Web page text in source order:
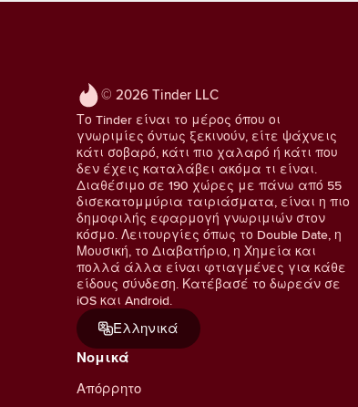
© 2026 Tinder LLC
Το Tinder είναι το μέρος όπου οι
γνωριμίες όντως ξεκινούν, είτε ψάχνεις
κάτι σοβαρό, κάτι πιο χαλαρό ή κάτι που
δεν έχεις καταλάβει ακόμα τι είναι.
Διαθέσιμο σε 190 χώρες με πάνω από 55
δισεκατομμύρια ταιριάσματα, είναι η πιο
δημοφιλής εφαρμογή γνωριμιών στον
κόσμο. Λειτουργίες όπως το Double Date, η
Μουσική, το Διαβατήριο, η Χημεία και
πολλά άλλα είναι φτιαγμένες για κάθε
είδους σύνδεση. Κατέβασέ το δωρεάν σε
iOS και Android.
Ελληνικά
Νομικά
Απόρρητο